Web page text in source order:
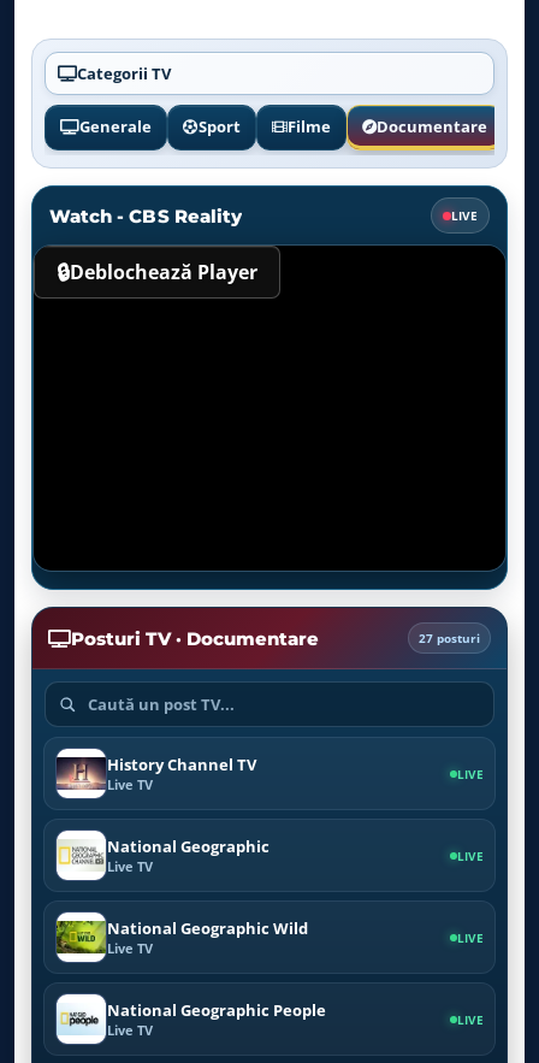
Categorii TV
Generale Sport Filme Documentare
Watch - CBS Reality LIVE
🔒Deblochează Player
Posturi TV · Documentare 27 posturi
History Channel TV
Live TV
LIVE
National Geographic
Live TV
LIVE
National Geographic Wild
Live TV
LIVE
National Geographic People
Live TV
LIVE